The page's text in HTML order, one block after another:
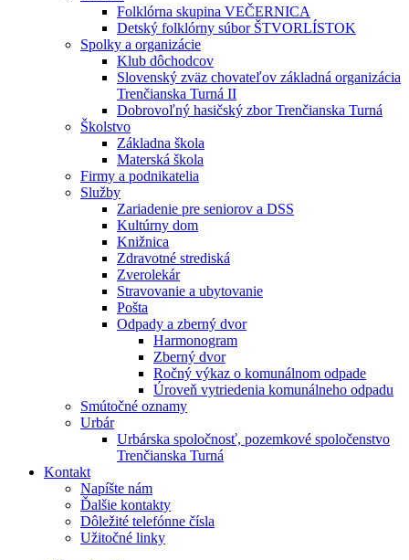
Folklórna skupina VEČERNICA
Detský folklórny súbor ŠTVORLÍSTOK
Spolky a organizácie
Klub dôchodcov
Slovenský zväz chovateľov základná organizácia
Trenčianska Turná II
Dobrovoľný hasičský zbor Trenčianska Turná
Školstvo
Základna škola
Materská škola
Firmy a podnikatelia
Služby
Zariadenie pre seniorov a DSS
Kultúrny dom
Knižnica
Zdravotné strediská
Zverolekár
Stravovanie a ubytovanie
Pošta
Odpady a zberný dvor
Harmonogram
Zberný dvor
Ročný výkaz o komunálnom odpade
Úroveň vytriedenia komunálneho odpadu
Smútočné oznamy
Urbár
Urbárska spoločnosť, pozemkové spoločenstvo
Trenčianska Turná
Kontakt
Napíšte nám
Ďalšie kontakty
Dôležité telefónne čísla
Užitočné linky